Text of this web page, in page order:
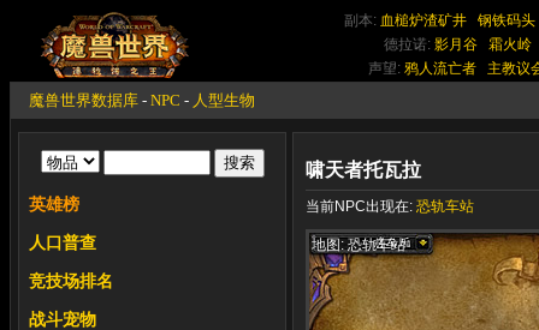
副本: 血槌炉渣矿井
钢铁码头
德拉诺: 影月谷
霜火岭
声望: 鸦人流亡者 主教议
魔兽世界数据库 - NPC - 人型生物
英雄榜
人口普查
竞技场排名
战斗宠物
啸天者托瓦拉
当前NPC出现在: 恐轨车站
地图: 恐轨车站